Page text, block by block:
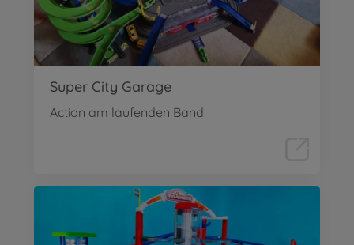
Super City Garage
Action am laufenden Band